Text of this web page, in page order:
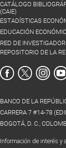
CATÁLOGO
(CAIE)
ESTADÍSTICAS
EDUCACIÓN
RED DE
REPOSITORIO DE LA
BANCO DE LA
CARRERA 7 #14-78
BOGOTÁ, D. C.,
Información de interés y